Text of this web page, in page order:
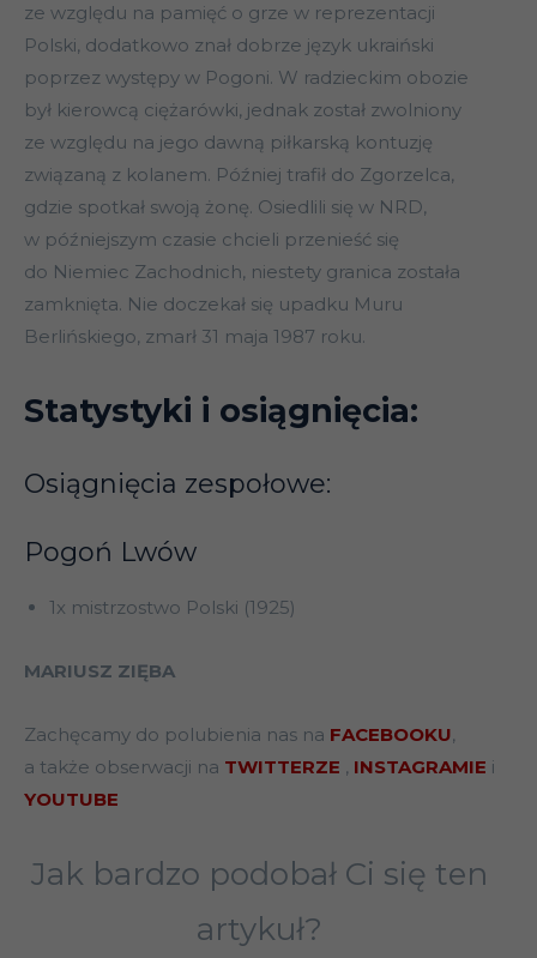
ze względu na pamięć o grze w reprezentacji
Polski, dodatkowo znał dobrze język ukraiński
poprzez występy w Pogoni. W radzieckim obozie
był kierowcą ciężarówki, jednak został zwolniony
ze względu na jego dawną piłkarską kontuzję
związaną z kolanem. Później trafił do Zgorzelca,
gdzie spotkał swoją żonę. Osiedlili się w NRD,
w późniejszym czasie chcieli przenieść się
do Niemiec Zachodnich, niestety granica została
zamknięta. Nie doczekał się upadku Muru
Berlińskiego, zmarł 31 maja 1987 roku.
Statystyki i osiągnięcia:
Osiągnięcia zespołowe:
Pogoń Lwów
1x mistrzostwo Polski (1925)
MARIUSZ ZIĘBA
Zachęcamy do polubienia nas na FACEBOOKU,
a także obserwacji na TWITTERZE , INSTAGRAMIE i
YOUTUBE
Jak bardzo podobał Ci się ten
artykuł?